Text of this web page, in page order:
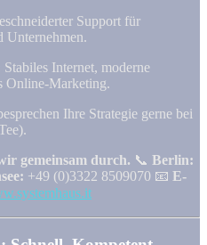
Support für
Unternehmen.
Stabiles Internet, moderne
Online-Marketing.
Ihre Strategie gerne bei
gemeinsam durch. 📞 Berlin:
+49 (0)3322 8509070 📧 E-